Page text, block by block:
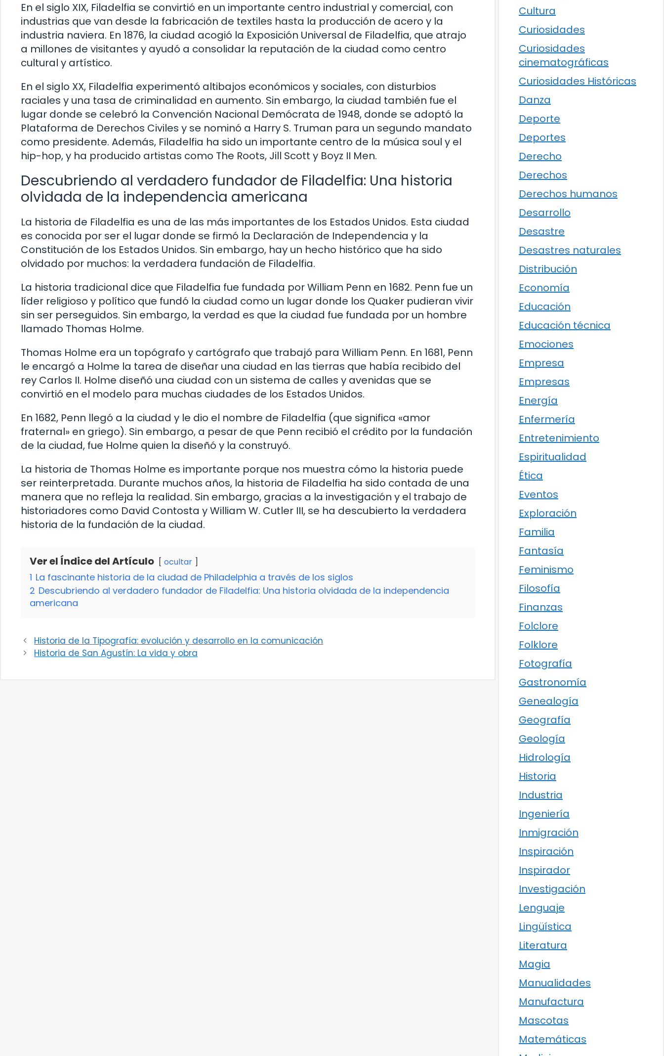
En el siglo XIX, Filadelfia se convirtió en un importante centro industrial y comercial, con
industrias que van desde la fabricación de textiles hasta la producción de acero y la
industria naviera. En 1876, la ciudad acogió la Exposición Universal de Filadelfia, que atrajo
a millones de visitantes y ayudó a consolidar la reputación de la ciudad como centro
cultural y artístico.
En el siglo XX, Filadelfia experimentó altibajos económicos y sociales, con disturbios
raciales y una tasa de criminalidad en aumento. Sin embargo, la ciudad también fue el
lugar donde se celebró la Convención Nacional Demócrata de 1948, donde se adoptó la
Plataforma de Derechos Civiles y se nominó a Harry S. Truman para un segundo mandato
como presidente. Además, Filadelfia ha sido un importante centro de la música soul y el
hip-hop, y ha producido artistas como The Roots, Jill Scott y Boyz II Men.
Descubriendo al verdadero fundador de Filadelfia: Una historia
olvidada de la independencia americana
La historia de Filadelfia es una de las más importantes de los Estados Unidos. Esta ciudad
es conocida por ser el lugar donde se firmó la Declaración de Independencia y la
Constitución de los Estados Unidos. Sin embargo, hay un hecho histórico que ha sido
olvidado por muchos: la verdadera fundación de Filadelfia.
La historia tradicional dice que Filadelfia fue fundada por William Penn en 1682. Penn fue un
líder religioso y político que fundó la ciudad como un lugar donde los Quaker pudieran vivir
sin ser perseguidos. Sin embargo, la verdad es que la ciudad fue fundada por un hombre
llamado Thomas Holme.
Thomas Holme era un topógrafo y cartógrafo que trabajó para William Penn. En 1681, Penn
le encargó a Holme la tarea de diseñar una ciudad en las tierras que había recibido del
rey Carlos II. Holme diseñó una ciudad con un sistema de calles y avenidas que se
convirtió en el modelo para muchas ciudades de los Estados Unidos.
En 1682, Penn llegó a la ciudad y le dio el nombre de Filadelfia (que significa «amor
fraternal» en griego). Sin embargo, a pesar de que Penn recibió el crédito por la fundación
de la ciudad, fue Holme quien la diseñó y la construyó.
La historia de Thomas Holme es importante porque nos muestra cómo la historia puede
ser reinterpretada. Durante muchos años, la historia de Filadelfia ha sido contada de una
manera que no refleja la realidad. Sin embargo, gracias a la investigación y el trabajo de
historiadores como David Contosta y William W. Cutler III, se ha descubierto la verdadera
historia de la fundación de la ciudad.
Ver el Índice del Artículo ocultar
1 La fascinante historia de la ciudad de Philadelphia a través de los siglos
2 Descubriendo al verdadero fundador de Filadelfia: Una historia olvidada de la independencia
americana
Historia de la Tipografía: evolución y desarrollo en la comunicación
Historia de San Agustín: La vida y obra
Cultura
Curiosidades
Curiosidades
cinematográficas
Curiosidades Históricas
Danza
Deporte
Deportes
Derecho
Derechos
Derechos humanos
Desarrollo
Desastre
Desastres naturales
Distribución
Economía
Educación
Educación técnica
Emociones
Empresa
Empresas
Energía
Enfermería
Entretenimiento
Espiritualidad
Ética
Eventos
Exploración
Familia
Fantasía
Feminismo
Filosofía
Finanzas
Folclore
Folklore
Fotografía
Gastronomía
Genealogía
Geografía
Geología
Hidrología
Historia
Industria
Ingeniería
Inmigración
Inspiración
Inspirador
Investigación
Lenguaje
Lingüística
Literatura
Magia
Manualidades
Manufactura
Mascotas
Matemáticas